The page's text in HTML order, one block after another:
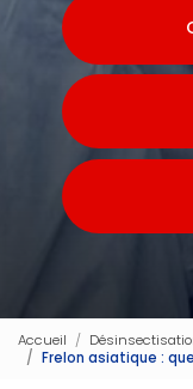
Accueil
Frelon asiatique :